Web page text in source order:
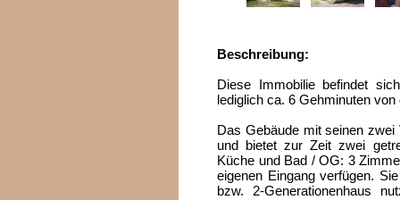
Beschreibung:
Diese Immobilie befindet
lediglich ca. 6 Gehminuten
Das Gebäude mit seinen
und bietet zur Zeit zwei
Küche und Bad / OG: 3
eigenen Eingang verfügen.
bzw. 2-Generationenhaus